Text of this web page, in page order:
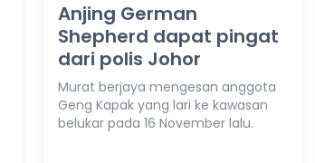
Anjing German
Shepherd dapat pingat
dari polis Johor
Murat berjaya mengesan anggota
Geng Kapak yang lari ke kawasan
belukar pada 16 November lalu.